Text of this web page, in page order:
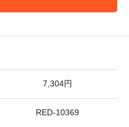
7,304円
RED-10369